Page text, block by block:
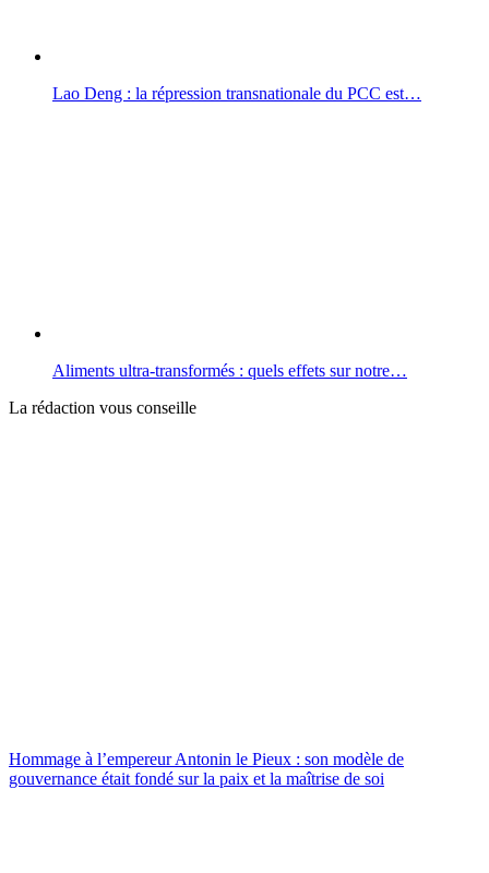
Lao Deng : la répression transnationale du PCC est…
Aliments ultra-transformés : quels effets sur notre…
La rédaction vous conseille
Hommage à l’empereur Antonin le Pieux : son modèle de
gouvernance était fondé sur la paix et la maîtrise de soi